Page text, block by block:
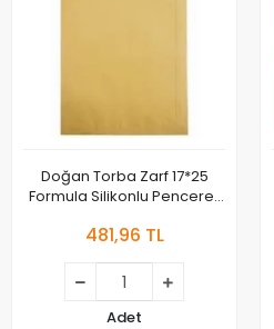
Doğan Torba Zarf 17*25
Formula Silikonlu Pencereli
481,96 TL
Adet